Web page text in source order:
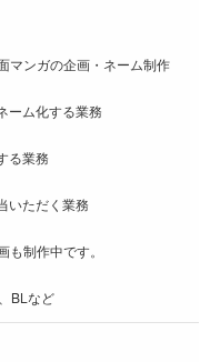
マンガの企画・ネーム制作
ーム化する業務
る業務
いただく業務
制作中です。
BLなど